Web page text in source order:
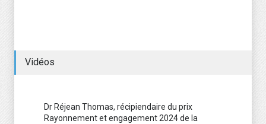
Vidéos
Dr Réjean Thomas, récipiendaire du prix
Rayonnement et engagement 2024 de la